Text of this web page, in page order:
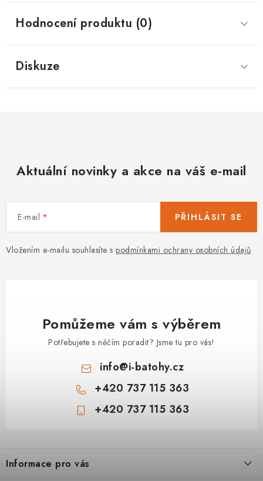
Hodnocení produktu (0)
Diskuze
Aktuální novinky a akce na váš e-mail
E-mail
Vložením e-mailu souhlasíte s podmínkami ochrany osobních údajů
PŘIHLÁSIT SE
Pomůžeme vám s výběrem
Potřebujete s něčím poradit? Jsme tu pro vás!
info@i-batohy.cz
+420 737 115 363
+420 737 115 363
pInformace pro vás